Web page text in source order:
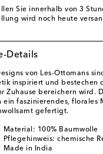
Sie innerhalb von 3
wird noch heute
Details
von Les-Ottomans
inspiriert und bestechen
Zuhause bereichern wird.
ein faszinierendes, florales
gefertigt.
Material: 100% Baumwolle
Pflegehinweis: chemische
Made in India